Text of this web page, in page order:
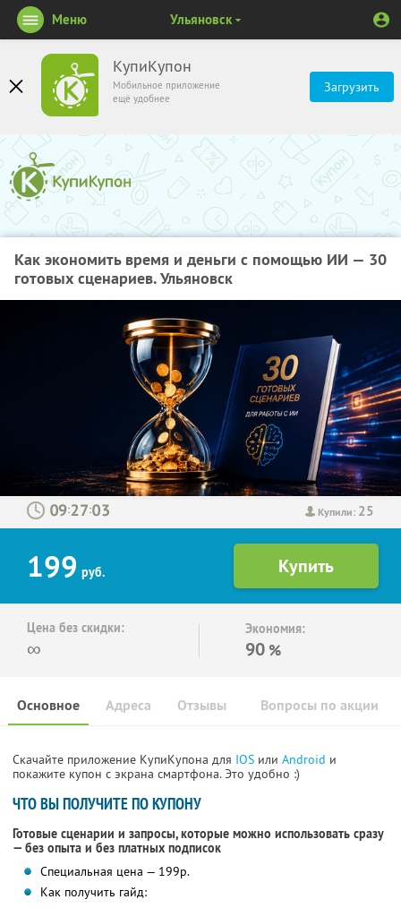
КупиКупон
Мобильное приложение
ещё удобнее
Загрузить
Меню Ульяновск
Как экономить время и деньги с помощью ИИ — 30
готовых сценариев. Ульяновск
Купили: 25
: :
199 руб.
Цена без скидки:
∞
Экономия:
90 %
Основное Отзывы Вопросы по акции
Адреса
Скачайте приложение КупиКупона для IOS или Android и
покажите купон с экрана смартфона. Это удобно :)
ЧТО ВЫ ПОЛУЧИТЕ ПО КУПОНУ
Готовые сценарии и запросы, которые можно использовать сразу
— без опыта и без платных подписок
Специальная цена — 199р.
Как получить гайд: